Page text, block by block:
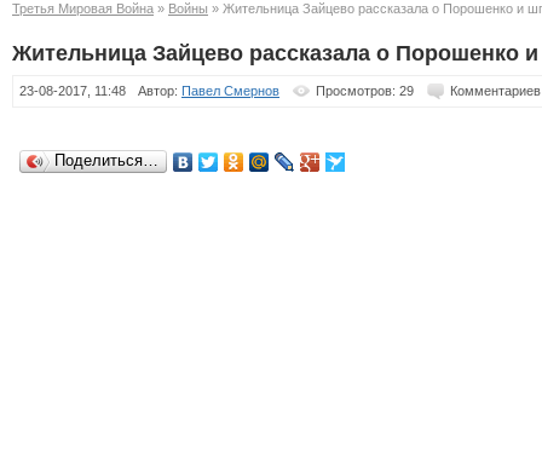
Третья Мировая Война » Войны » Жительница Зайцево рассказала о Порошенко и
Жительница Зайцево рассказала о Порошенко
23-08-2017, 11:48 Автор: Павел Смернов Просмотров: 29
Поделиться…